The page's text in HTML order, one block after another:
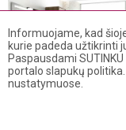
Informuojame, kad
kurie padeda užtikrinti
Paspausdami
portalo slapukų
nustatymuose.